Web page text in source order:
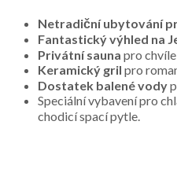
Netradiční ubytování
Fantastický výhled na
Privátní sauna pro chvíle
Keramický gril pro
Dostatek balené vody
Speciální vybavení pro
chodicí spací pytle.